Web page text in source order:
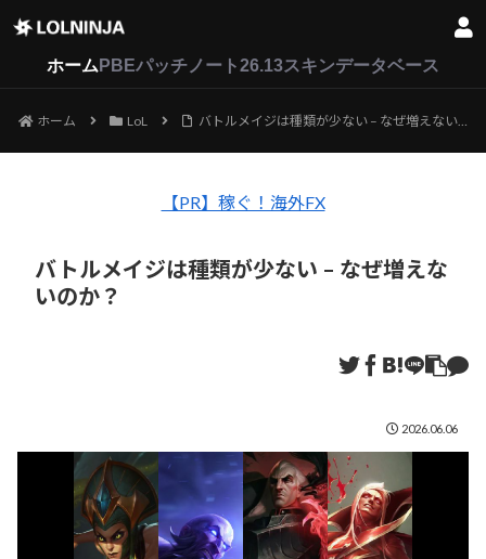
ホーム PBEパッチノート26.13スキンデータベース
ホーム LoL バトルメイジは種類が少ない – なぜ増えないのか？
【PR】稼ぐ！海外FX
バトルメイジは種類が少ない – なぜ増えな
いのか？
2026.06.06